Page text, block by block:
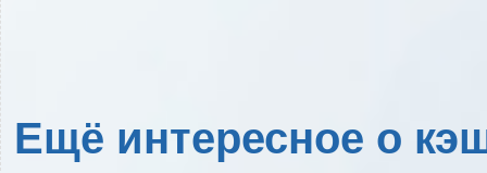
Ещё интересное о